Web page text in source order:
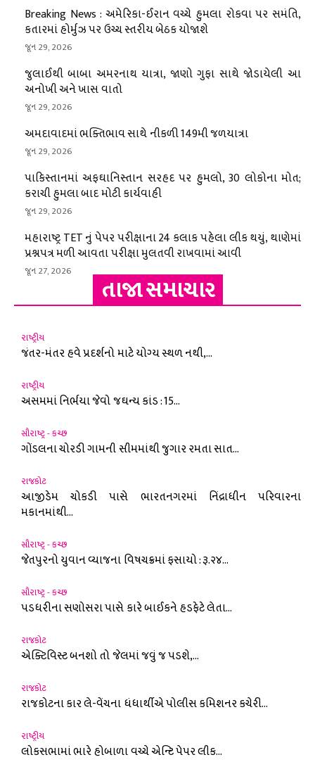
Breaking News : અમેરિકા-ઈરાન વચ્ચે હુમલા રોકવા પર સમંતિ,
કતારમાં હોર્મુઝ પર ઉચ્ચ સ્તરીય બેઠક યોજાશે
જૂન 29, 2026
જુલાઈથી બાબા અમરનાથ યાત્રા, જાણો ગુફા સાથે જોડાયેલી આ
અનોખી અને ખાસ વાતો
જૂન 29, 2026
અમદાવાદમાં ભક્તિભાવ સાથે નીકળી 149મી જળયાત્રા
જૂન 29, 2026
પાકિસ્તાનમાં અફઘાનિસ્તાન સરહદ પર હુમલો, 30 લોકોના મોત;
કરાચી હુમલા બાદ મોટી કાર્યવાહી
જૂન 29, 2026
મહારાષ્ટ્ર TET નું પેપર પરીક્ષાના 24 કલાક પહેલા લીક થયું, થાણેમાં
પ્રશ્નપત્ર મળી આવતા પરીક્ષા મુલતવી રાખવામાં આવી
જૂન 27, 2026
તાજા સમાચાર
રાષ્ટ્રીય
જંતર-મંતર હવે પ્રદર્શનો માટે યોગ્ય સ્થળ નથી,...
રાષ્ટ્રીય
અસમમાં નિર્ભયા જેવો જઘન્ય કાંડ : 15...
સૌરાષ્ટ્ર - કચ્છ
ગોંડલના ચોરડી ગામની સીમમાંથી જુગાર રમતા સાત...
રાજકોટ
આજીડેમ ચોકડી પાસે ભારતનગરમાં નિંદ્રાધીન પરિવારના
મકાનમાંથી...
સૌરાષ્ટ્ર - કચ્છ
જેતપુરનો યુવાન વ્યાજના વિષચક્રમાં ફસાયો : રૂ.૨૪...
સૌરાષ્ટ્ર - કચ્છ
પડધરીના સણોસરા પાસે કારે બાઈકને હડફેટે લેતા...
રાજકોટ
એક્ટિવિસ્ટ બનશો તો જેલમાં જવું જ પડશે,...
રાજકોટ
રાજકોટના કાર લે-વેંચના ધંધાર્થીએ પોલીસ કમિશનર કચેરી...
રાષ્ટ્રીય
લોકસભામાં ભારે હોબાળા વચ્ચે એન્ટિ પેપર લીક...